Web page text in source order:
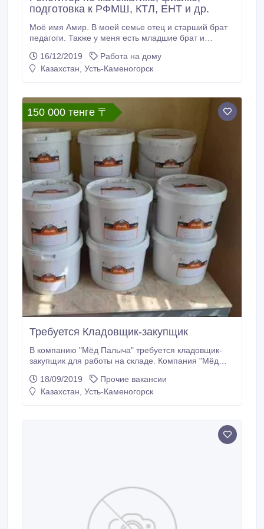
подготовка к РФМШ, КТЛ, ЕНТ и др.
Моё имя Амир. В моей семье отец и старший брат
педагоги. Также у меня есть младшие брат и
К каждому ребенку нахожу индивидуальный подход.
Работал репетитором в Нур-Султане в
16/12/2019
Работа на дому
Казахстан, Усть-Каменогорск
150 000 тенге 〒
Требуется Кладовщик-закупщик
В компанию "Мёд Палыча" требуется кладовщик-
закупщик для работы на складе. Компания "Мёд
вкусного, натурального мёда по всему Казахстану,
России и дальнее зарубежье. Требования: -
18/09/2019
Прочие вакансии
Казахстан, Усть-Каменогорск